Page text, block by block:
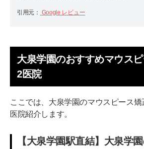
引用元： Google レビュー
大泉学園のおすすめマウス
2医院
ここでは、大泉学園のマウスピース
医院紹介します。
【大泉学園駅直結】大泉学